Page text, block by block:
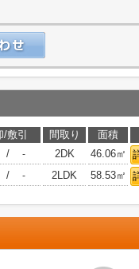
敷引 間取り 面積
/ - 2DK 46.06㎡
/ - 2LDK 58.53㎡